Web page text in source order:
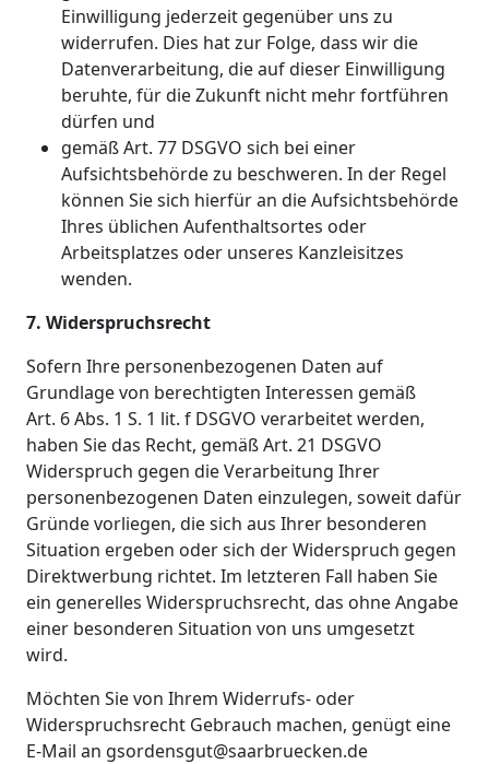
Einwilligung jederzeit gegenüber uns zu
widerrufen. Dies hat zur Folge, dass wir die
Datenverarbeitung, die auf dieser Einwilligung
beruhte, für die Zukunft nicht mehr fortführen
dürfen und
gemäß Art. 77 DSGVO sich bei einer
Aufsichtsbehörde zu beschweren. In der Regel
können Sie sich hierfür an die Aufsichtsbehörde
Ihres üblichen Aufenthaltsortes oder
Arbeitsplatzes oder unseres Kanzleisitzes
wenden.
7. Widerspruchsrecht
Sofern Ihre personenbezogenen Daten auf
Grundlage von berechtigten Interessen gemäß
Art. 6 Abs. 1 S. 1 lit. f DSGVO verarbeitet werden,
haben Sie das Recht, gemäß Art. 21 DSGVO
Widerspruch gegen die Verarbeitung Ihrer
personenbezogenen Daten einzulegen, soweit dafür
Gründe vorliegen, die sich aus Ihrer besonderen
Situation ergeben oder sich der Widerspruch gegen
Direktwerbung richtet. Im letzteren Fall haben Sie
ein generelles Widerspruchsrecht, das ohne Angabe
einer besonderen Situation von uns umgesetzt
wird.
Möchten Sie von Ihrem Widerrufs- oder
Widerspruchsrecht Gebrauch machen, genügt eine
E-Mail an gsordensgut@saarbruecken.de